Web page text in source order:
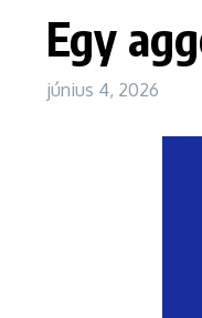
Egy
június 4, 2026